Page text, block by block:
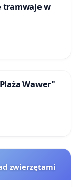
tramwaje w
Wawer"
zwierzętami